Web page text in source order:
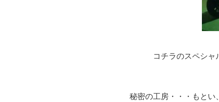
コチラのスペシ
秘密の工房・・・もとい